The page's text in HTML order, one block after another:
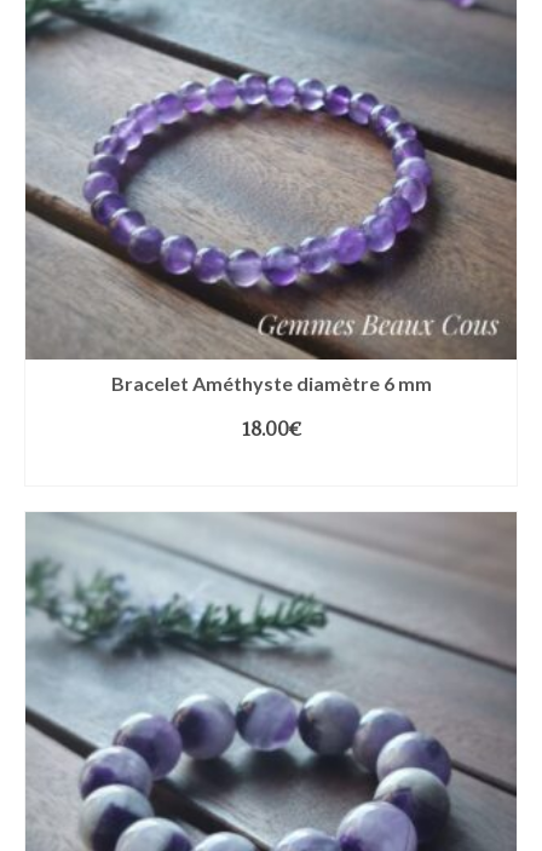
Bracelet Améthyste diamètre 6 mm
18.00€